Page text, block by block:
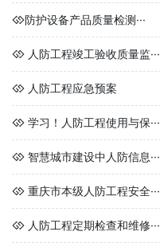
​防护设备产品质量检测···
人防工程竣工验收质量监···
人防工程应急预案
学习！人防工程使用与保···
智慧城市建设中人防信息···
重庆市本级人防工程安全···
人防工程定期检查和维修···